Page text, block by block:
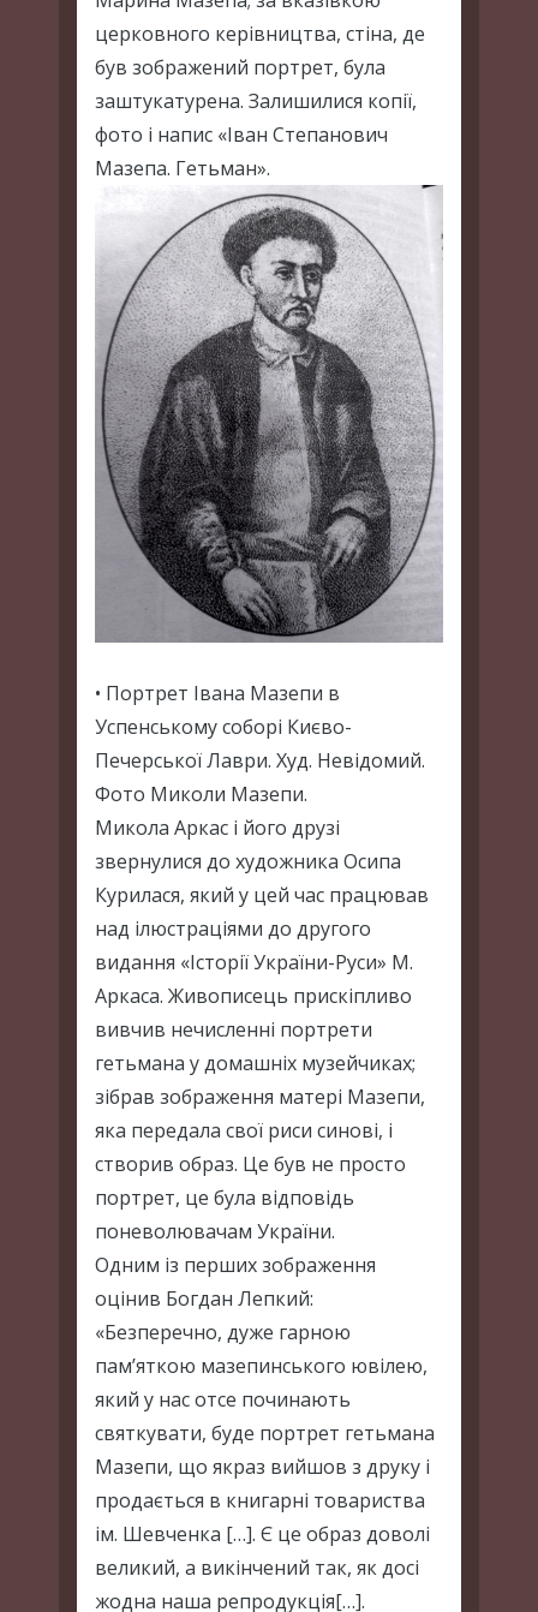
церковного керівництва, стіна, де
був зображений портрет, була
заштукатурена. Залишилися копії,
фото і напис «Іван Степанович
Мазепа. Гетьман».
• Портрет Івана Мазепи в
Успенському соборі Києво-
Печерської Лаври. Худ. Невідомий.
Фото Миколи Мазепи.
Микола Аркас і його друзі
звернулися до художника Осипа
Курилася, який у цей час працював
над ілюстраціями до другого
видання «Історії України-Руси» М.
Аркаса. Живописець прискіпливо
вивчив нечисленні портрети
гетьмана у домашніх музейчиках;
зібрав зображення матері Мазепи,
яка передала свої риси синові, і
створив образ. Це був не просто
портрет, це була відповідь
поневолювачам України.
Одним із перших зображення
оцінив Богдан Лепкий:
«Безперечно, дуже гарною
пам’яткою мазепинського ювілею,
який у нас отсе починають
святкувати, буде портрет гетьмана
Мазепи, що якраз вийшов з друку і
продається в книгарні товариства
ім. Шевченка […]. Є це образ доволі
великий, а викінчений так, як досі
жодна наша репродукція[…].